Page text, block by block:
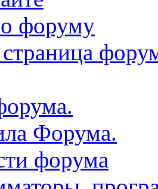
форуму
Форума.
форума